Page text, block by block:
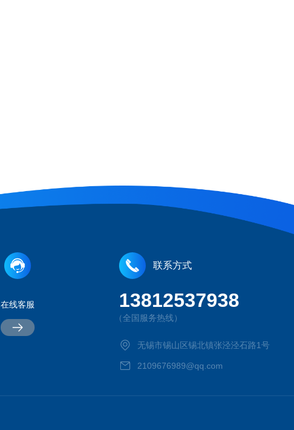
在线客服
联系方式
13812537938
（全国服务热线）
无锡市锡山区锡北镇张泾泾石路1号
2109676989@qq.com